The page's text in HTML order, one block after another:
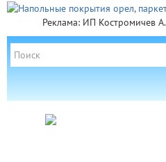
Реклама: ИП Костромичев